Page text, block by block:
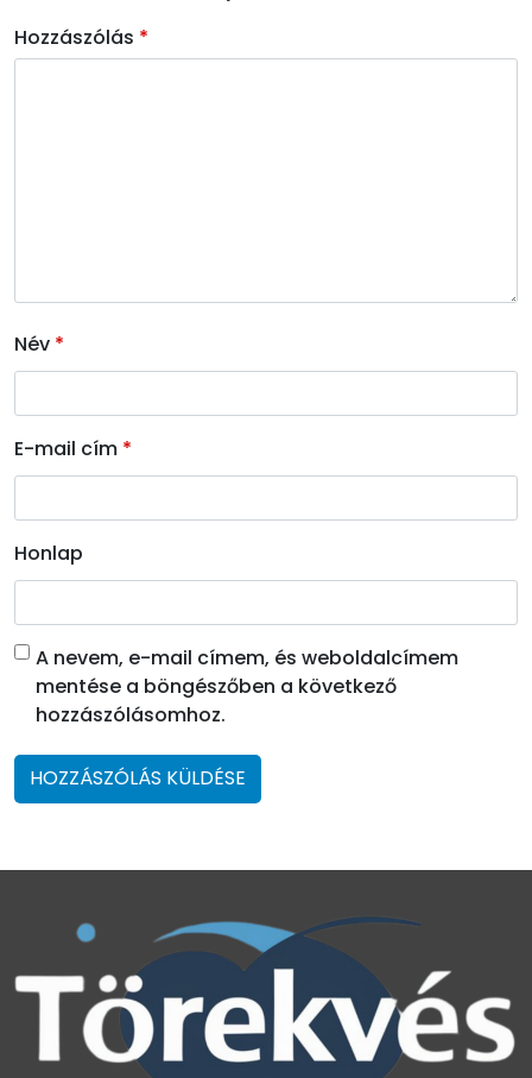
Hozzászólás *
Név *
E-mail cím *
Honlap
A nevem, e-mail címem, és weboldalcímem
mentése a böngészőben a következő
hozzászólásomhoz.